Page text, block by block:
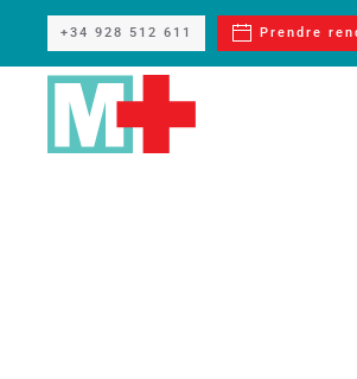
Passer au contenu principal
+34 928 512 611 Prendre